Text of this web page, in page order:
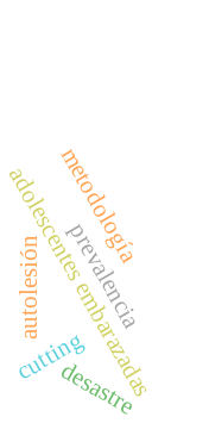
adolescentes embarazadas
autolesión
cutting
prevalencia
metodología
desastre